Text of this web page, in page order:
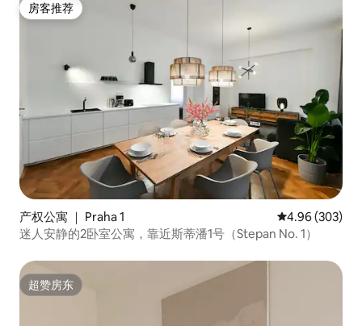
房客推荐
房客推荐
产权公寓 ｜ Praha 1 平均评分 4.96
4.96 (303)
迷人安静的2卧室公寓，靠近斯蒂潘1号（Stepan No. 1）
超赞房东
超赞房东